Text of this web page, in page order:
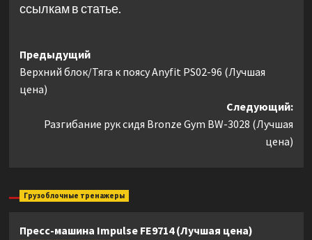
ссылкам в статье.
Навигация
записи
Предыдущий
Верхний блок/Тяга к поясу Anyfit PS02-96 (Лучшая
цена)
Следующий:
Разгибание рук сидя Bronze Gym BW-3028 (Лучшая
цена)
Грузоблочные тренажеры
Пресс-машина Impulse FE9714 (Лучшая цена)